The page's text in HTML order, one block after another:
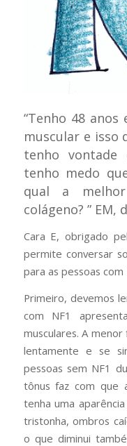
“Tenho 48 anos
muscular e isso
tenho vontade
tenho medo
qual a
colágeno? ”EM,
Cara E, obrigado
permite conversar
para as pessoas com
Primeiro, devemos
com NF1
musculares. A
lentamente e se
pessoas sem NF1
tônus faz com que
tenha uma
tristonha, ombros
o que diminui